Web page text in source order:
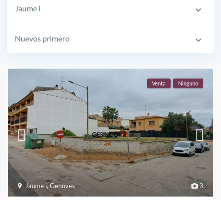
Jaume I
Nuevos primero
3
Jaume i,Genoves
Venta Ninguno